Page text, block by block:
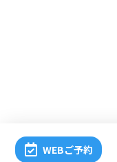
WEBご予約